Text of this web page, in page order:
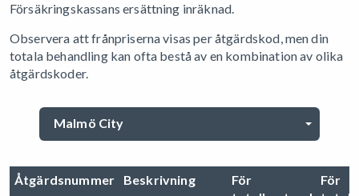
Försäkringskassans ersättning inräknad.
Observera att frånpriserna visas per åtgärdskod, men din
totala behandling kan ofta bestå av en kombination av olika
åtgärdskoder.
Malmö City
Åtgärdsnummer Beskrivning
För
För